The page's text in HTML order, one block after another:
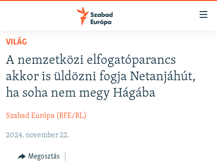
Akadálymentes
Ugrás
fő
oldalra
Ugrás
tartalomjegyzékre
AKTUÁLIS
PODCASTOK
ELEMZŐ
NER15
SZABADON
VILÁG
A nemzetközi elfogatóparancs
akkor is üldözni fogja Netanjáhút,
ha soha nem megy Hágába
Szabad Európa (RFE/RL)
2024. november 22.
Megosztás
FELIRATKOZÁS
Spotify